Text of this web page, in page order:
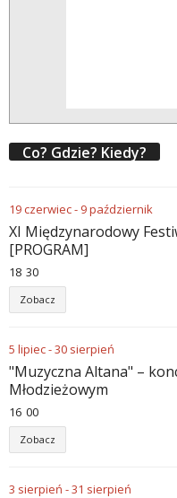
Co? Gdzie? Kiedy?
19czerwiec- 9październik
XI Międzynarodowy
[PROGRAM]
18 30
Zobacz
5 lipiec-30 sierpień
"Muzyczna Altana" –
Młodzieżowym
16 00
Zobacz
3 sierpień -31 sierpień